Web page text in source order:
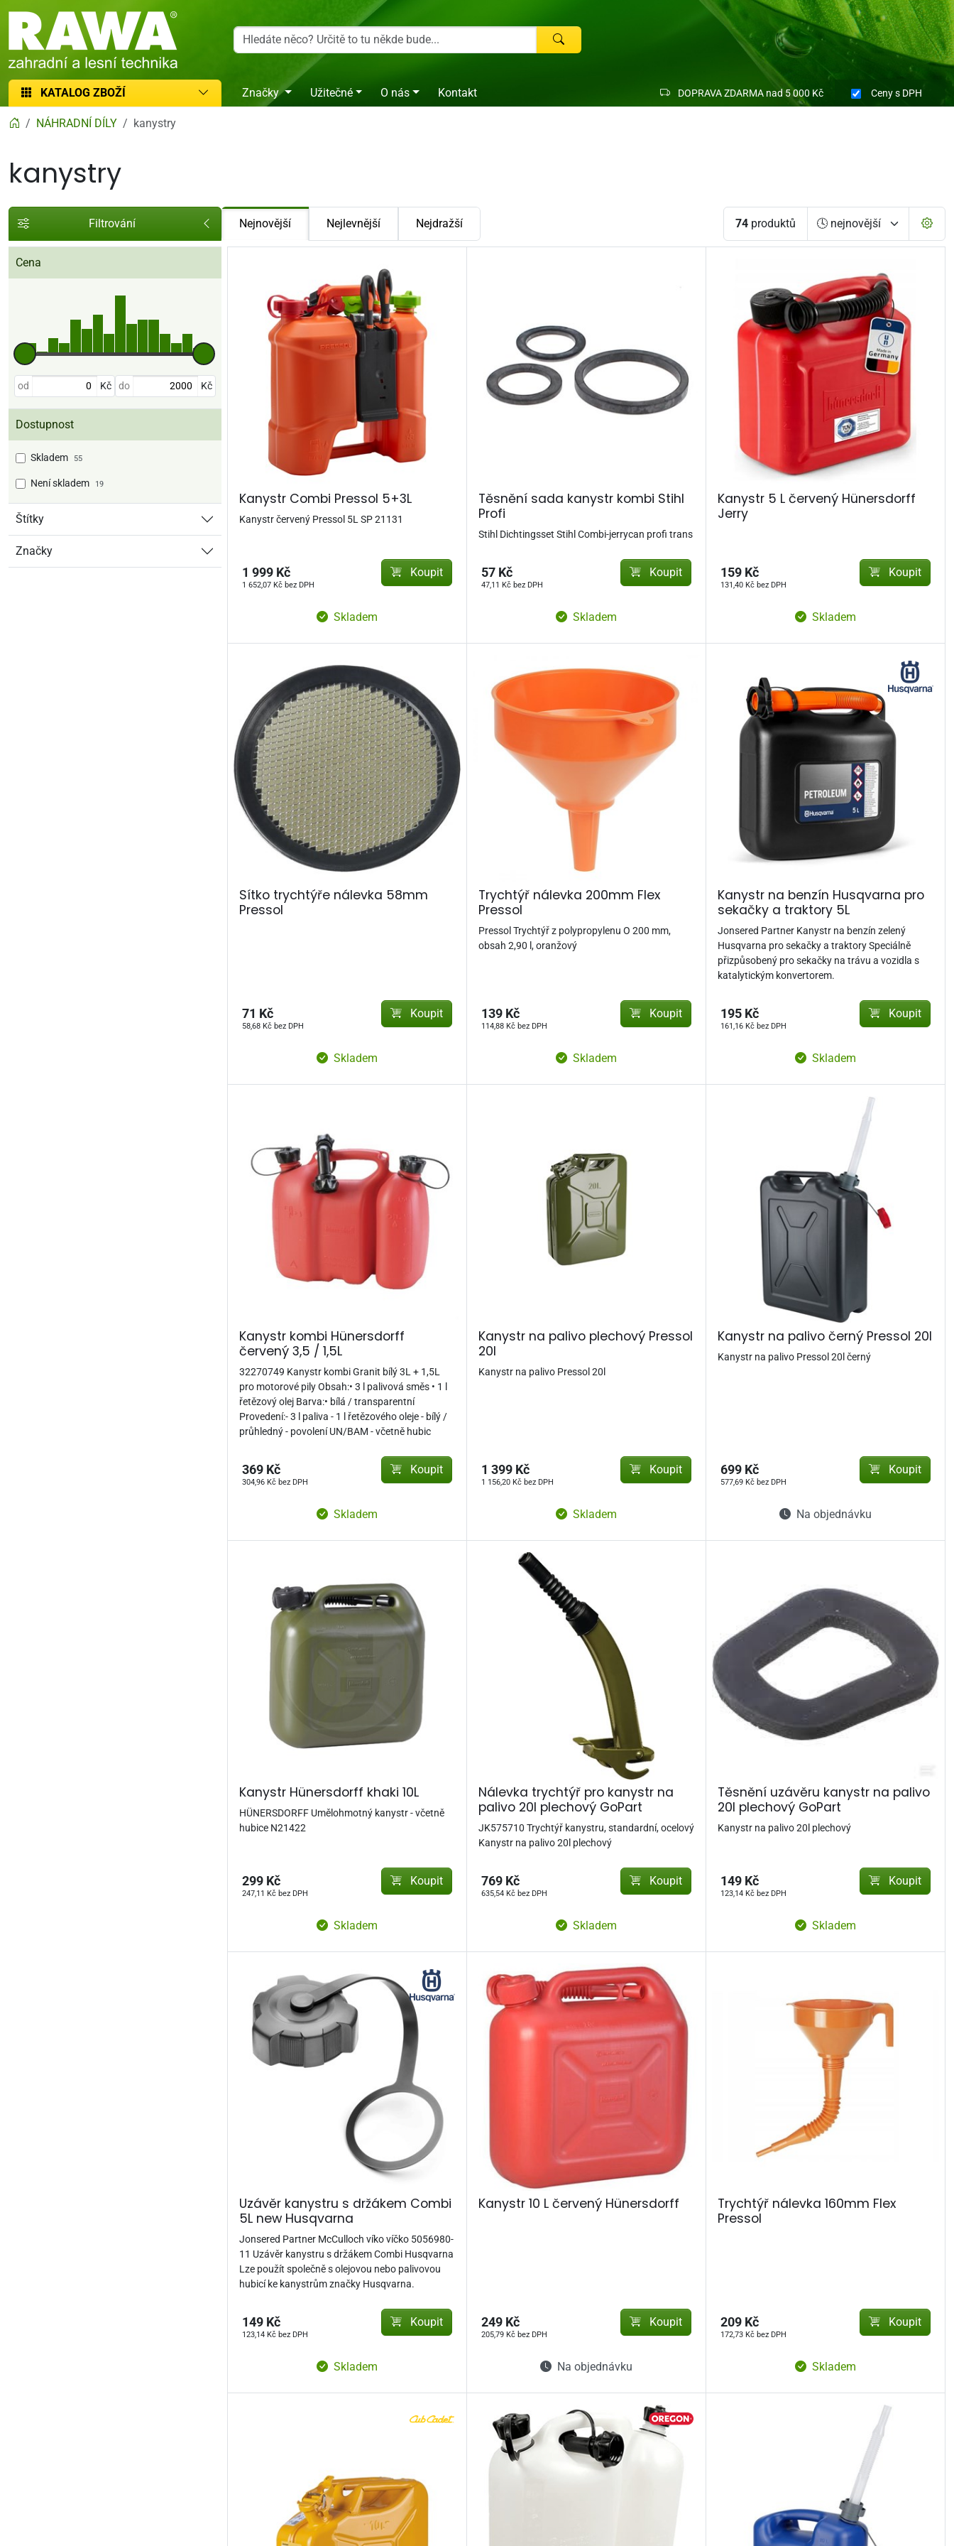
RAWA zahradní a lesní technika
KATALOG ZBOŽÍ Značky Užitečné O nás Kontakt DOPRAVA ZDARMA nad 5 000 Kč Cenys DPH
NÁHRADNÍ DÍLY kanystry
kanystry
Filtrování Nejnovější Nejlevnější Nejdražší 74 produktů
Cena
Cenový rozsah
od Kč do Kč
Dostupnost
Skladem 55
Není skladem 19
Štítky
Značky
Kanystr Combi Pressol 5+3L
Kanystr červený Pressol 5L SP 21131
1 999 Kč
1 652,07 Kč bez DPH
Koupit
Skladem
Těsnění sada kanystr kombi Stihl
Profi
Stihl Dichtingsset Stihl Combi-jerrycan profi trans
57 Kč
47,11 Kč bez DPH
Koupit
Skladem
Kanystr 5 L červený Hünersdorff
Jerry
159 Kč
131,40 Kč bez DPH
Koupit
Skladem
Sítko trychtýře nálevka 58mm
Pressol
71 Kč
58,68 Kč bez DPH
Koupit
Skladem
Trychtýř nálevka 200mm Flex
Pressol
Pressol Trychtýř z polypropylenu O 200 mm,
obsah 2,90 l, oranžový
139 Kč
114,88 Kč bez DPH
Koupit
Skladem
Kanystr na benzín Husqvarna pro
sekačky a traktory 5L
Jonsered Partner Kanystr na benzín zelený
Husqvarna pro sekačky a traktory Speciálně
přizpůsobený pro sekačky na trávu a vozidla s
katalytickým konvertorem.
195 Kč
161,16 Kč bez DPH
Koupit
Skladem
Kanystr kombi Hünersdorff
červený 3,5 / 1,5L
32270749 Kanystr kombi Granit bílý 3L + 1,5L
pro motorové pily Obsah:• 3 l palivová směs • 1 l
řetězový olej Barva:• bílá / transparentní
Provedení:- 3 l paliva - 1 l řetězového oleje - bílý /
průhledný - povolení UN/BAM - včetně hubic
369 Kč
304,96 Kč bez DPH
Koupit
Skladem
Kanystr na palivo plechový Pressol
20l
Kanystr na palivo Pressol 20l
1 399 Kč
1 156,20 Kč bez DPH
Koupit
Skladem
Kanystr na palivo černý Pressol 20l
Kanystr na palivo Pressol 20l černý
699 Kč
577,69 Kč bez DPH
Koupit
Na objednávku
Kanystr Hünersdorff khaki 10L
HÜNERSDORFF Umělohmotný kanystr - včetně
hubice N21422
299 Kč
247,11 Kč bez DPH
Koupit
Skladem
Nálevka trychtýř pro kanystr na
palivo 20l plechový GoPart
JK575710 Trychtýř kanystru, standardní, ocelový
Kanystr na palivo 20l plechový
769 Kč
635,54 Kč bez DPH
Koupit
Skladem
Těsnění uzávěru kanystr na palivo
20l plechový GoPart
Kanystr na palivo 20l plechový
149 Kč
123,14 Kč bez DPH
Koupit
Skladem
Uzávěr kanystru s držákem Combi
5L new Husqvarna
Jonsered Partner McCulloch víko víčko 5056980-
11 Uzávěr kanystru s držákem Combi Husqvarna
Lze použít společně s olejovou nebo palivovou
hubicí ke kanystrům značky Husqvarna.
149 Kč
123,14 Kč bez DPH
Koupit
Skladem
Kanystr 10 L červený Hünersdorff
249 Kč
205,79 Kč bez DPH
Koupit
Na objednávku
Trychtýř nálevka 160mm Flex
Pressol
209 Kč
172,73 Kč bez DPH
Koupit
Skladem